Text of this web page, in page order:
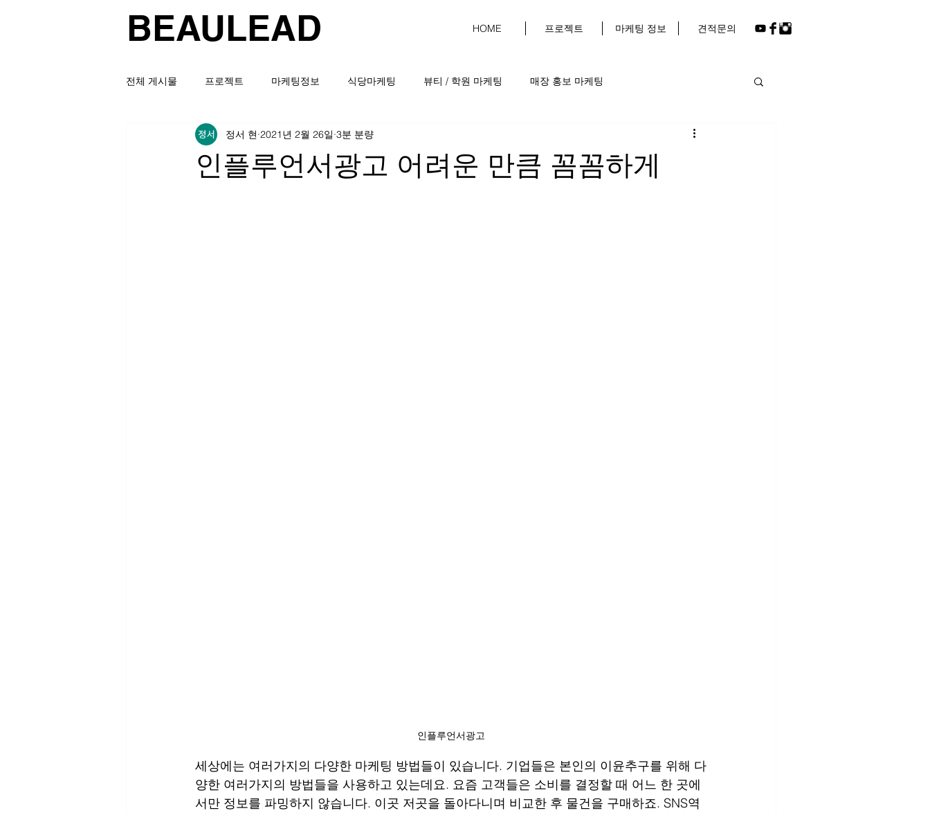
BEAULEAD HOME 프로젝트 마케팅 정보 견적문의
전체 게시물 프로젝트 마케팅정보 식당마케팅 뷰티 / 학원 마케팅 매장 홍보 마케팅
인플루언서광고 어려운 만큼 꼼꼼하게
정서 현 2021년 2월 26일 3분 분량
인플루언서광고
세상에는 여러가지의 다양한 마케팅 방법들이 있습니다. 기업들은 본인의 이윤추구를 위해 다
양한 여러가지의 방법들을 사용하고 있는데요. 요즘 고객들은 소비를 결정할 때 어느 한 곳에
서만 정보를 파밍하지 않습니다. 이곳 저곳을 돌아다니며 비교한 후 물건을 구매하죠. SNS역